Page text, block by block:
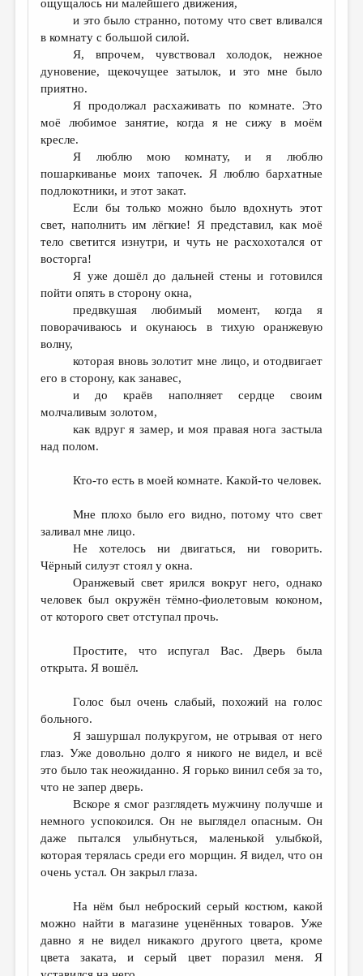
ощущалось ни малейшего движения,
и это было странно, потому что свет вливался
в комнату с большой силой.
Я, впрочем, чувствовал холодок, нежное
дуновение, щекочущее затылок, и это мне было
приятно.
Я продолжал расхаживать по комнате. Это
моё любимое занятие, когда я не сижу в моём
кресле.
Я люблю мою комнату, и я люблю
пошаркиванье моих тапочек. Я люблю бархатные
подлокотники, и этот закат.
Если бы только можно было вдохнуть этот
свет, наполнить им лёгкие! Я представил, как моё
тело светится изнутри, и чуть не расхохотался от
восторга!
Я уже дошёл до дальней стены и готовился
пойти опять в сторону окна,
предвкушая любимый момент, когда я
поворачиваюсь и окунаюсь в тихую оранжевую
волну,
которая вновь золотит мне лицо, и отодвигает
его в сторону, как занавес,
и до краёв наполняет сердце своим
молчаливым золотом,
как вдруг я замер, и моя правая нога застыла
над полом.
Кто-то есть в моей комнате. Какой-то человек.
Мне плохо было его видно, потому что свет
заливал мне лицо.
Не хотелось ни двигаться, ни говорить.
Чёрный силуэт стоял у окна.
Оранжевый свет ярился вокруг него, однако
человек был окружён тёмно-фиолетовым коконом,
от которого свет отступал прочь.
Простите, что испугал Вас. Дверь была
открыта. Я вошёл.
Голос был очень слабый, похожий на голос
больного.
Я зашуршал полукругом, не отрывая от него
глаз. Уже довольно долго я никого не видел, и всё
это было так неожиданно. Я горько винил себя за то,
что не запер дверь.
Вскоре я смог разглядеть мужчину получше и
немного успокоился. Он не выглядел опасным. Он
даже пытался улыбнуться, маленькой улыбкой,
которая терялась среди его морщин. Я видел, что он
очень устал. Он закрыл глаза.
На нём был неброский серый костюм, какой
можно найти в магазине уценённых товаров. Уже
давно я не видел никакого другого цвета, кроме
цвета заката, и серый цвет поразил меня. Я